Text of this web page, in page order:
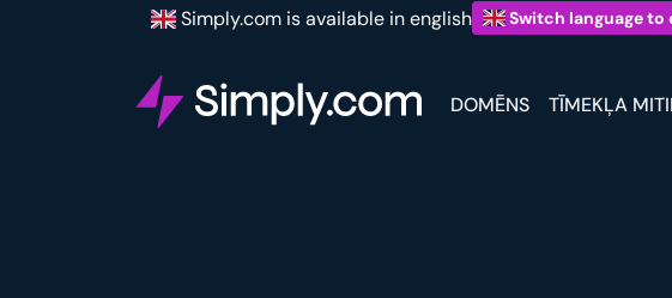
Simply.com is available in english Switch language to
DOMĒNS TĪMEKĻA